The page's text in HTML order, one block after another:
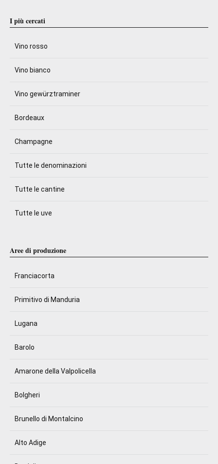
I più cercati
Vino rosso
Vino bianco
Vino gewürztraminer
Bordeaux
Champagne
Tutte le denominazioni
Tutte le cantine
Tutte le uve
Aree di produzione
Franciacorta
Primitivo di Manduria
Lugana
Barolo
Amarone della Valpolicella
Bolgheri
Brunello di Montalcino
Alto Adige